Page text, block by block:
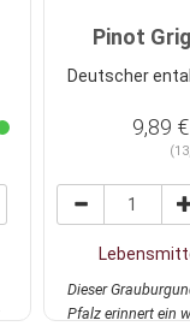
Pinot
Deutscher
9,89 €
Dieser
Pfalz erinnert ein